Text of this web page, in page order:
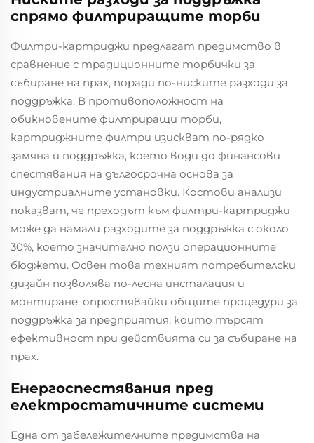
спрямо филтриращите торби
Филтри-картриджи предлагат предимство в
сравнение с традиционните торбички за
събиране на прах, поради по-ниските разходи за
поддръжка. В противоположност на
обикновените филтриращи торби,
картриджните филтри изискват по-рядко
замяна и поддръжка, което води до финансови
спестявания на дългосрочна основа за
индустриалните установки. Костови анализи
показват, че преходът към филтри-картриджи
може да намали разходите за поддръжка с около
30%, което значително ползи операционните
бюджети. Освен това техният потребителски
дизайн позволява по-лесна инсталация и
монтиране, опростявайки общите процедури за
поддръжка за предприятия, които търсят
ефективност при действията си за събиране на
прах.
Енергоспестявания пред
електростатичните системи
Една от забележителните предимства на